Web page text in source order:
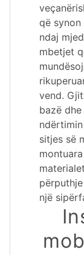
që
ndaj
mbetjet
vend.
bazë
sitjes së
një